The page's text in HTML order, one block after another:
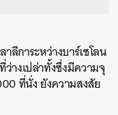
ลีการะหว่างบาร์เซโลน
างเปล่าทั้งซึ่งมีความจุ
ที่นั่ง ยังความสงสัย